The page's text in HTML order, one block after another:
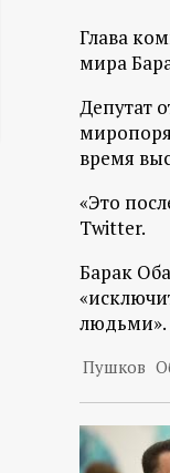
ц
о
н
н
ы
й
п
о
Глава
мира
Депутат
время
«Это
Twitter.
Барак
людьми».
Пушков